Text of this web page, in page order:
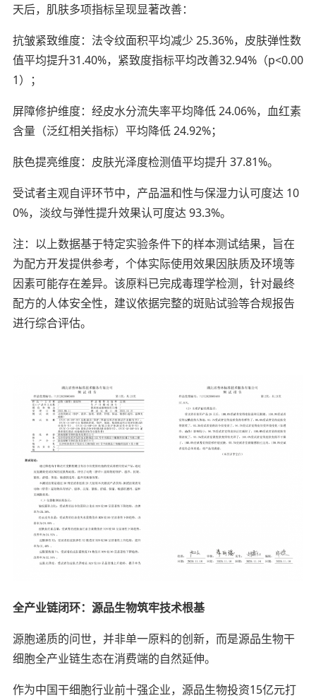
天后，肌肤多项指标呈现显著改善：
抗皱紧致维度：法令纹面积平均减少 25.36%，皮肤弹性数
值平均提升31.40%，紧致度指标平均改善32.94%（p<0.00
1）；
屏障修护维度：经皮水分流失率平均降低 24.06%，血红素
含量（泛红相关指标）平均降低 24.92%；
肤色提亮维度：皮肤光泽度检测值平均提升 37.81%。
受试者主观自评环节中，产品温和性与保湿力认可度达 10
0%，淡纹与弹性提升效果认可度达 93.3%。
注：以上数据基于特定实验条件下的样本测试结果，旨在
为配方开发提供参考，个体实际使用效果因肤质及环境等
因素可能存在差异。该原料已完成毒理学检测，针对最终
配方的人体安全性，建议依据完整的斑贴试验等合规报告
进行综合评估。
全产业链闭环：源品生物筑牢技术根基
源胞递质的问世，并非单一原料的创新，而是源品生物干
细胞全产业链生态在消费端的自然延伸。
作为中国干细胞行业前十强企业，源品生物投资15亿元打